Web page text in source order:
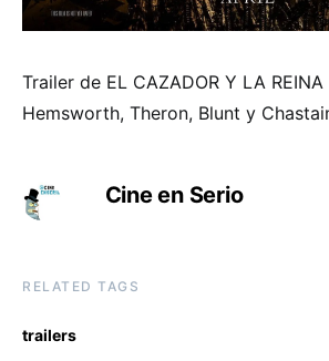
Trailer de EL CAZADOR Y LA
Hemsworth, Theron, Blunt y
Cine en Serio
RELATED TAGS
trailers